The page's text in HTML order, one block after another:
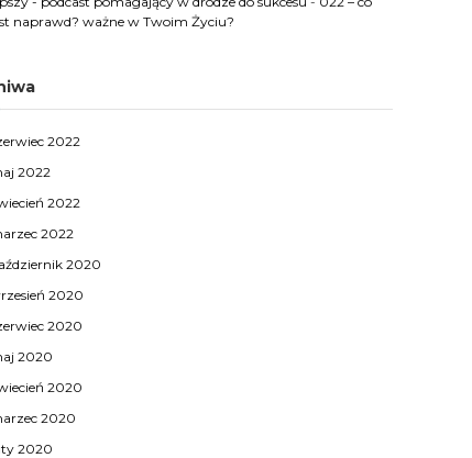
naprawd? ważne w Twoim Życiu?
2022
2022
2022
2022
2020
2020
2020
2020
2020
2020
2020